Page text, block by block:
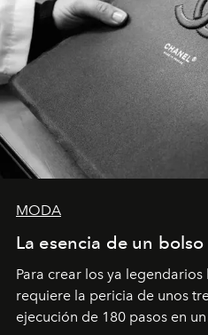
MODA
La esencia de un bolso
Para crear los ya legendarios
requiere la pericia de unos
ejecución de 180 pasos en